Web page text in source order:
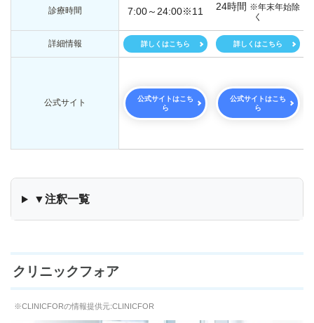
診療時間 7:00～24:00※11 24時間 ※年末年始除
く
詳細情報 詳しくはこちら 詳しくはこちら
公式サイト
公式サイトはこち
ら
公式サイトはこち
ら
▼注釈一覧
クリニックフォア
※CLINICFORの情報提供元:CLINICFOR